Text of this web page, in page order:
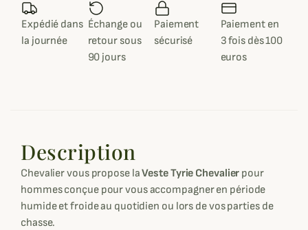
Expédié dans
la journée
Échange ou
retour sous
90 jours
Paiement
sécurisé
Paiement en
3 fois dès 100
euros
Description
Chevalier vous propose laVeste Tyrie Chevalier pour
hommes conçue pour vous accompagner en période
humide et froide au quotidien ou lors de vos parties de
chasse.